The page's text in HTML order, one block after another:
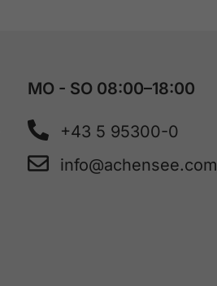
MO - SO 08:00–18:00
+43 5 95300-0
info@achensee.com